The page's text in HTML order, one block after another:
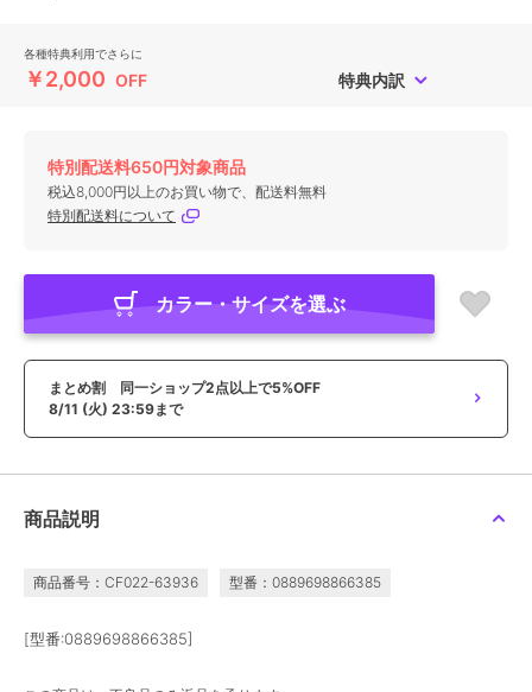
各種特典利用でさらに
￥2,000 OFF 特典内訳
特別配送料650円対象商品
税込8,000円以上のお買い物で、配送料無料
特別配送料について
カラー・サイズを選ぶ
まとめ割 同一ショップ2点以上で5%OFF
8/11 (火) 23:59まで
商品説明
商品番号：CF022-63936 型番：0889698866385
[型番:0889698866385]